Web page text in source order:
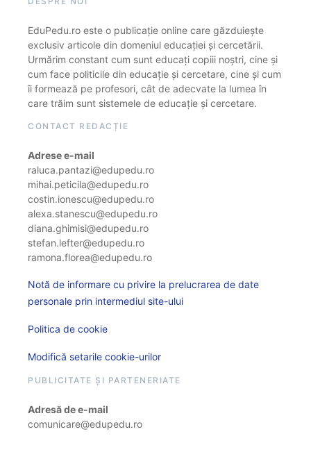
EduPedu.ro este o publicație online care găzduiește
exclusiv articole din domeniul educației și cercetării.
Urmărim constant cum sunt educați copiii noștri, cine și
cum face politicile din educație și cercetare, cine și cum
îi formează pe profesori, cât de adecvate la lumea în
care trăim sunt sistemele de educație și cercetare.
CONTACT REDACȚIE
Adrese e-mail
raluca.pantazi@edupedu.ro
mihai.peticila@edupedu.ro
costin.ionescu@edupedu.ro
alexa.stanescu@edupedu.ro
diana.ghimisi@edupedu.ro
stefan.lefter@edupedu.ro
ramona.florea@edupedu.ro
Notă de informare cu privire la prelucrarea de date
personale prin intermediul site-ului
Politica de cookie
Modifică setarile cookie-urilor
PUBLICITATE ȘI PARTENERIATE
Adresă de e-mail
comunicare@edupedu.ro